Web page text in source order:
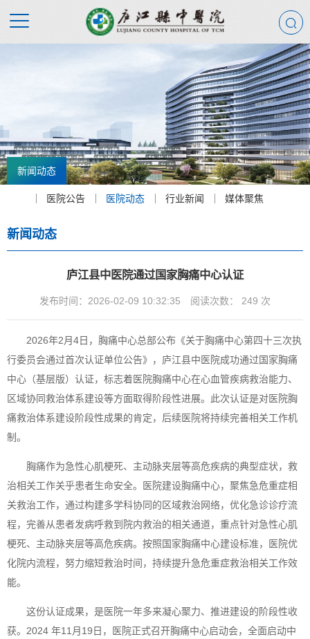
新闻动态
医院公告 医院动态 行业新闻 媒体聚焦
新闻动态
庐江县中医院通过国家胸痛中心认证
发布时间：2026-02-09 10:32:35 阅读次数： 249 次
2026年2月4日，胸痛中心总部公布《关于胸痛中心第四十三次执
行委员会通过首次认证单位公告》，庐江县中医院成功通过国家胸痛
中心（基层版）认证，标志着医院胸痛中心在心血管疾病救治能力、
区域协同救治体系建设等方面取得阶段性进展。此次认证是对医院胸
痛救治体系建设阶段性成果的肯定，后续医院将持续完善相关工作机
制。
胸痛作为急性心肌梗死、主动脉夹层等高危疾病的典型症状，救
治相关工作关乎患者生命安全。医院建设胸痛中心，聚焦急危重症相
关救治工作，通过构建多学科协同的区域救治网络，优化急诊诊疗流
程，完善从患者发病呼救到院内救治的相关通道，重点针对急性心肌
梗死、主动脉夹层等高危疾病。按照国家胸痛中心建设标准，医院优
化院内流程，努力缩短救治时间，持续提升急危重症救治相关工作效
能。
这份认证成果，是医院一年多来凝心聚力、推进建设的阶段性收
获。2024 年11月19日，医院正式召开胸痛中心启动会，全面启动中